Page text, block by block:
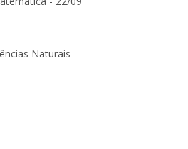
Naturais